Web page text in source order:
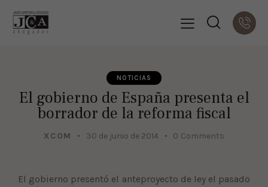
NOTICIAS
El gobierno de España presenta el
borrador de la reforma fiscal
XCOM 30 de junio de 2014 0 Comments
El gobierno presentó el anteproyecto de ley el pasado